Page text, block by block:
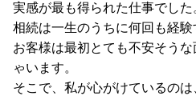
実感が最も得られた仕事でした
相続は一生のうちに何回も経験
お客様は最初とても不安そう
ゃいます。
そこで、私が心がけているの